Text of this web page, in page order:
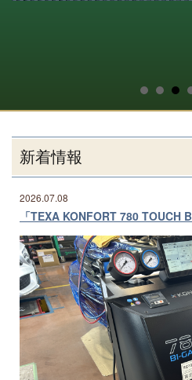
新着情報
2026.07.08
「TEXA KONFORT 780 TOUCH